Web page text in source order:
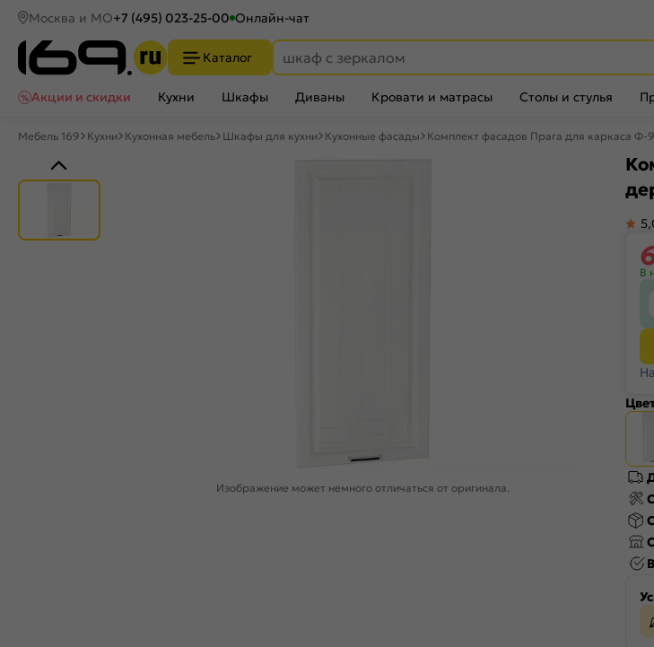
Москва и МО+7 (495) 023-25-00 Онлайн-чат
Каталог
Акции и скидки
Кухни Шкафы Диваны Кровати и матрасы Столы и стулья
Мебель 169 Кухни Кухонная мебель Шкафы для кухни Кухонные фасады Комплект фасадов Прага для каркаса
Изображение может немного отличаться от оригинала.
В